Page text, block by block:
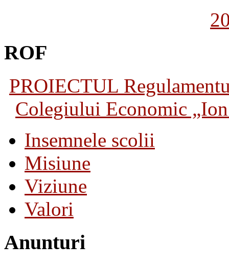
ROF
PROIECTUL
Colegiului Economic
Insemnele scolii
Misiune
Viziune
Valori
Anunturi